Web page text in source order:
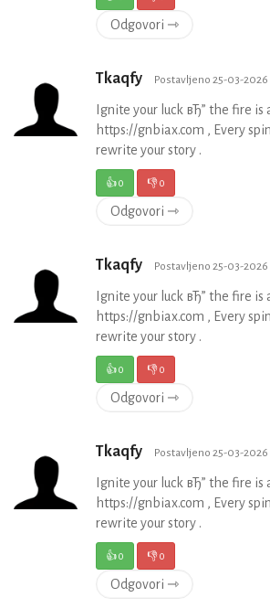
Odgovori ⇾
Tkaqfy Postavljeno 25-03-
Ignite your luck вЂ” the fire is
https://gnbiax.com , Every
rewrite your story .
👍0 👎0
Odgovori ⇾
Tkaqfy Postavljeno 25-03-2026
Ignite your luck вЂ” the fire is
https://gnbiax.com , Every
rewrite your story .
👍0 👎0
Odgovori ⇾
Tkaqfy Postavljeno 25-03-2026
Ignite your luck вЂ” the fire is
https://gnbiax.com , Every
rewrite your story .
👍0 👎0
Odgovori ⇾